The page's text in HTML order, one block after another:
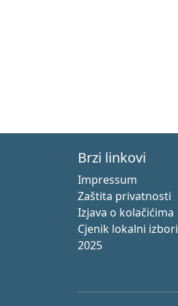
Brzi linkovi
Impressum
Zaštita privatnosti
Izjava o kolačićima
Cjenik lokalni izbori
2025